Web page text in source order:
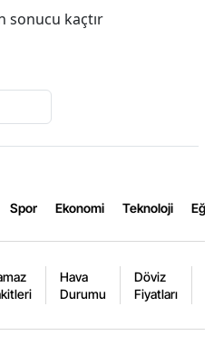
sonucu kaçtır
Spor Ekonomi Teknoloji
Hava
Durumu
Döviz
Fiyatları